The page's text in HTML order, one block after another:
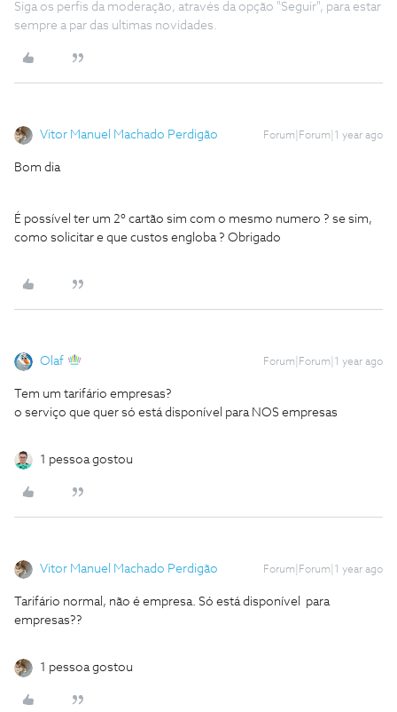
Siga os perfis da moderação, através da opção "Seguir", para estar
sempre a par das ultimas novidades.
Vitor Manuel Machado Perdigão Forum|Forum|1 year ago
Bom dia
É possível ter um 2º cartão sim com o mesmo numero ? se sim,
como solicitar e que custos engloba ? Obrigado
Olaf Forum|Forum|1 year ago
Tem um tarifário empresas?
o serviço que quer só está disponível para NOS empresas
1 pessoa gostou
Vitor Manuel Machado Perdigão Forum|Forum|1 year ago
Tarifário normal, não é empresa. Só está disponível para
empresas??
1 pessoa gostou